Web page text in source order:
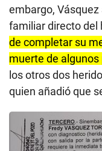
embargo, Vásquez
familiar directo del
de completar su
muerte de algunos
los otros dos
quien añadió que